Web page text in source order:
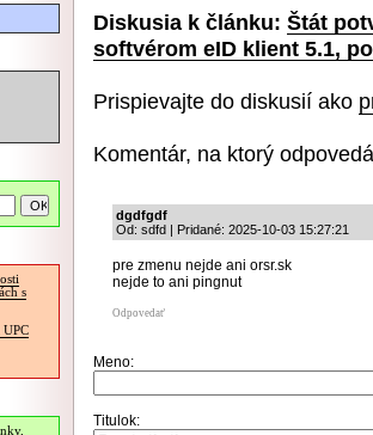
s
UPC
Diskusia k článku: Štát
softvérom eID klient 5.1,
Prispievajte do diskusií ako
Komentár, na ktorý
dgdfgdf
Od: sdfd | Pridané: 2025-10-03 15:27:21
pre zmenu nejde ani orsr.sk
nejde to ani pingnut
Odpovedať
Meno:
Titulok: